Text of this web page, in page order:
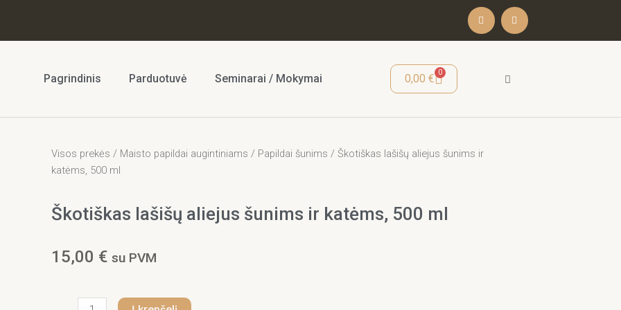
F
a
e
I
n
t
Pagrindinis Parduotuvė Seminarai / Mokymai 0,00 € 0
Cart
Visos prekės / Maisto papildai augintiniams / Papildai šunims / Škotiškas lašišų aliejus šunims ir
katėms, 500 ml
Škotiškas lašišų aliejus šunims ir katėms, 500 ml
15,00 € su PVM
produkto